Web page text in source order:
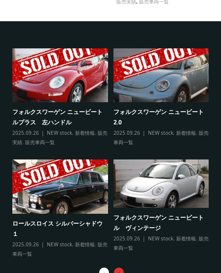
販売実績,販売車両一覧
フォルクスワーゲン ニュービート
ルプラス 左ハンドル
2025.09.26 NEW stock, 新着情報, 販売
実績, 販売車両一覧
フォルクスワーゲン ニュービート
2.0
2025.09.26 NEW stock, 新着情報, 販売
車両一覧
ロールスロイス シルバーシャドウ
１
2025.09.26 NEW stock, 新着情報, 販売
車両一覧
フォルクスワーゲン ニュービート
ル ヴィンテージ
2025.09.26 NEW stock, 新着情報, 販売
車両一覧